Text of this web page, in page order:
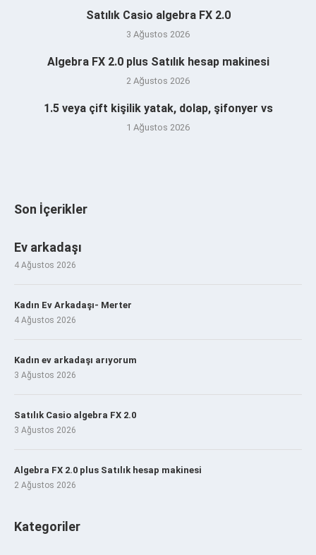
Satılık Casio algebra FX 2.0
3 Ağustos 2026
Algebra FX 2.0 plus Satılık hesap makinesi
2 Ağustos 2026
1.5 veya çift kişilik yatak, dolap, şifonyer vs
1 Ağustos 2026
Son İçerikler
Ev arkadaşı
4 Ağustos 2026
Kadın Ev Arkadaşı- Merter
4 Ağustos 2026
Kadın ev arkadaşı arıyorum
3 Ağustos 2026
Satılık Casio algebra FX 2.0
3 Ağustos 2026
Algebra FX 2.0 plus Satılık hesap makinesi
2 Ağustos 2026
Kategoriler